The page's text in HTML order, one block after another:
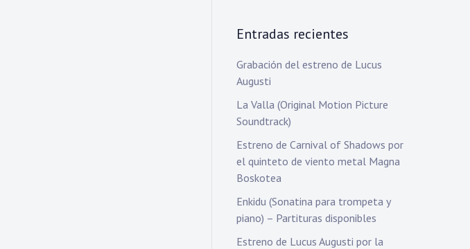
Entradas recientes
Grabación del estreno de Lucus
Augusti
La Valla (Original Motion Picture
Soundtrack)
Estreno de Carnival of Shadows por
el quinteto de viento metal Magna
Boskotea
Enkidu (Sonatina para trompeta y
piano) – Partituras disponibles
Estreno de Lucus Augusti por la